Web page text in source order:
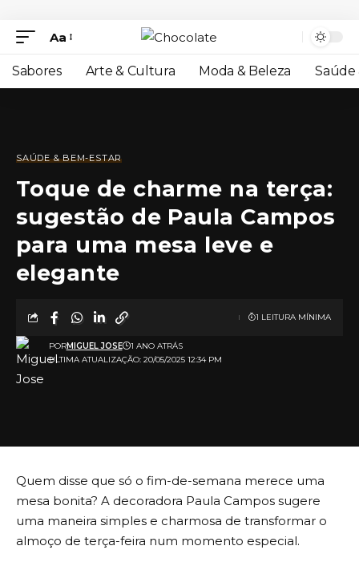
Aa
Sabores Arte & Cultura Moda & Beleza Saúde
SAÚDE & BEM-ESTAR
Toque de charme na terça:
sugestão de Paula Campos
para uma mesa leve e
elegante
ULTIMA ATUALIZAÇÃO: 20/05/2025 12:34 PM
PORMIGUEL JOSE 1 ANO ATRÁS
1 LEITURA MÍNIMA
Quem disse que só o fim-de-semana merece uma
mesa bonita? A decoradora Paula Campos sugere
uma maneira simples e charmosa de transformar o
almoço de terça-feira num momento especial.